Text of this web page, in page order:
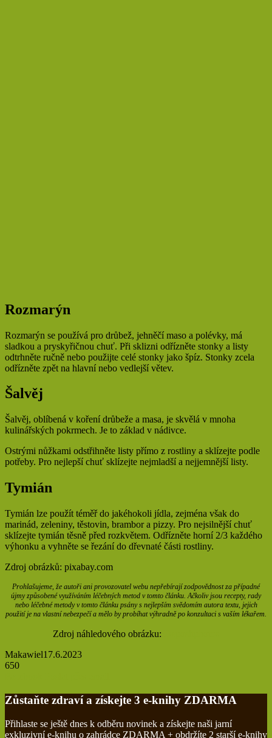
Rozmarýn
Rozmarýn se používá pro drůbež, jehněčí maso a polévky, má
sladkou a pryskyřičnou chuť. Při sklizni odřízněte stonky a listy
odtrhněte ručně nebo použijte celé stonky jako špíz. Stonky zcela
odřízněte zpět na hlavní nebo vedlejší větev.
Šalvěj
Šalvěj, oblíbená v koření drůbeže a masa, je skvělá v mnoha
kulinářských pokrmech. Je to základ v nádivce.
Ostrými nůžkami odstřihněte listy přímo z rostliny a sklízejte podle
potřeby. Pro nejlepší chuť sklízejte nejmladší a nejjemnější listy.
Tymián
Tymián lze použít téměř do jakéhokoli jídla, zejména však do
marinád, zeleniny, těstovin, brambor a pizzy. Pro nejsilnější chuť
sklízejte tymián těsně před rozkvětem. Odřízněte horní 2/3 každého
výhonku a vyhněte se řezání do dřevnaté části rostliny.
Zdroj obrázků: pixabay.com
Prohlašujeme, že autoři ani provozovatel webu nepřebírají zodpovědnost za případné
újmy způsobené využíváním léčebných metod v tomto článku. Ačkoliv jsou recepty, rady
nebo léčebné metody v tomto článku psány s nejlepším svědomím autora textu, jejich
použití je na vlastní nebezpečí a mělo by probíhat výhradně po konzultaci s vaším lékařem.
Zdroj náhledového obrázku:
Makawiel17.6.2023
650
Zůstaňte zdraví a získejte 3 e-knihy ZDARMA
Přihlaste se ještě dnes k odběru novinek a získejte naši jarní
exkluzivní e-knihu o zahrádce ZDARMA + obdržíte 2 starší e-knihy